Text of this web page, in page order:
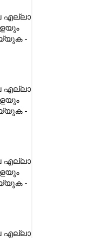
എല്ലാ
-
എല്ലാ
-
എല്ലാ
-
എല്ലാ